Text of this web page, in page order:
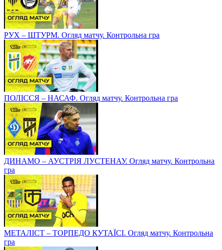
РУХ – ШТУРМ. Огляд матчу. Контрольна гра
ПОЛІССЯ – НАСАФ. Огляд матчу. Контрольна гра
ДИНАМО – АУСТРІЯ ЛУСТЕНАУ. Огляд матчу. Контрольна
гра
МЕТАЛІСТ – ТОРПЕДО КУТАЇСІ. Огляд матчу. Контрольна
гра